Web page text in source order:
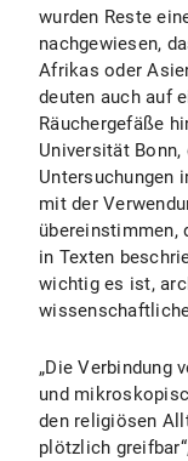
wurden Reste
nachgewiesen,
Afrikas oder
deuten auch auf
Räuchergefäße
Universität
Untersuchungen
mit der
übereinstimmen,
in Texten
wichtig es ist,
„Die Verbindung
und
den religiösen
plötzlich